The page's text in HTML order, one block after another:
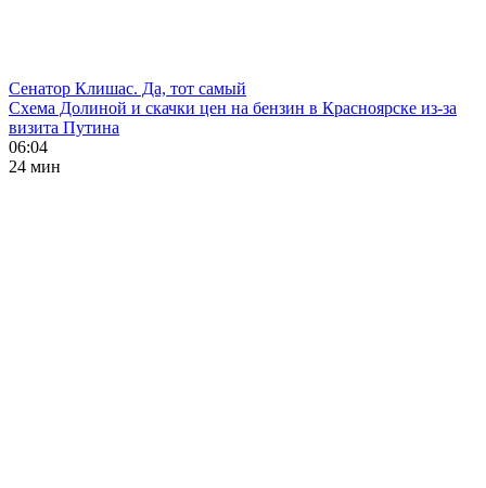
Сенатор Клишас. Да, тот самый
Схема Долиной и скачки цен на бензин в Красноярске из-за
визита Путина
06:04
24 мин